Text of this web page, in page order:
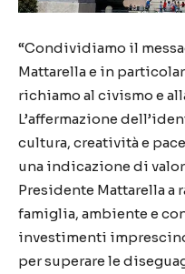
“Condividiamo il
Mattarella e in
richiamo al civismo e
L’affermazione
cultura, creatività e
una indicazione di
Presidente Mattarella a
famiglia, ambiente e
investimenti
per superare le